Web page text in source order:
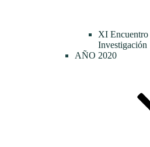
XI Encuentro
Investigación
AÑO 2020